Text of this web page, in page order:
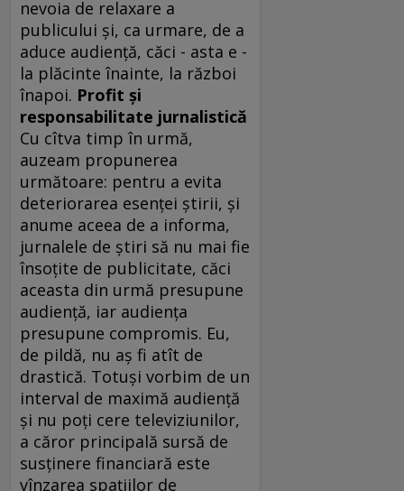
nevoia de relaxare a
publicului şi, ca urmare, de a
aduce audienţă, căci - asta e -
la plăcinte înainte, la război
înapoi. Profit şi
responsabilitate jurnalistică
Cu cîtva timp în urmă,
auzeam propunerea
următoare: pentru a evita
deteriorarea esenţei ştirii, şi
anume aceea de a informa,
jurnalele de ştiri să nu mai fie
însoţite de publicitate, căci
aceasta din urmă presupune
audienţă, iar audienţa
presupune compromis. Eu,
de pildă, nu aş fi atît de
drastică. Totuşi vorbim de un
interval de maximă audienţă
şi nu poţi cere televiziunilor,
a căror principală sursă de
susţinere financiară este
vînzarea spaţiilor de